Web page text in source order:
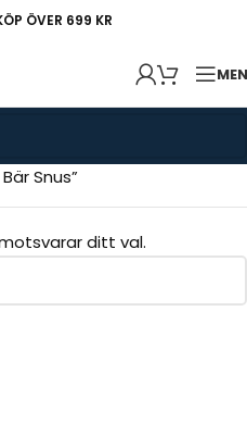
ÖVER 699 KR
Snus”
ditt val.